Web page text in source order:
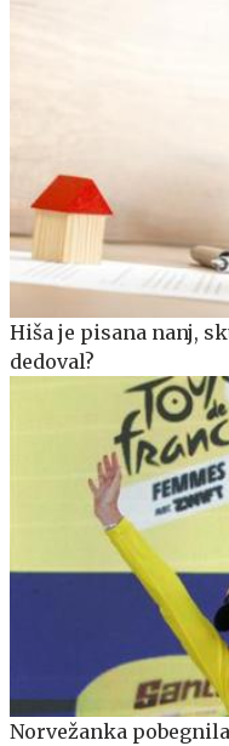
Hiša je pisana nanj,
dedoval?
Norvežanka